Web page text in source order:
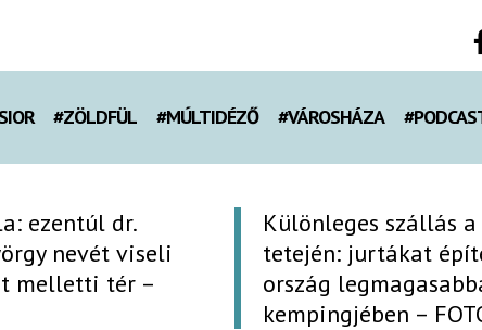
#ZÖLDFÜL #MÚLTIDÉZŐ #VÁROSHÁZA
ezentúl dr.
nevét viseli
melletti tér –
Különleges szállás
tetején: jurtákat
ország
kempingjében –